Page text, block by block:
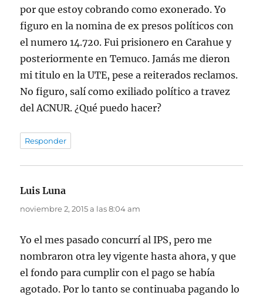
por que estoy cobrando como exonerado. Yo
figuro en la nomina de ex presos políticos con
el numero 14.720. Fui prisionero en Carahue y
posteriormente en Temuco. Jamás me dieron
mi titulo en la UTE, pese a reiterados reclamos.
No figuro, salí como exiliado político a travez
del ACNUR. ¿Qué puedo hacer?
Responder
Luis Luna
noviembre 2, 2015 a las 8:04 am
Yo el mes pasado concurrí al IPS, pero me
nombraron otra ley vigente hasta ahora, y que
el fondo para cumplir con el pago se había
agotado. Por lo tanto se continuaba pagando lo